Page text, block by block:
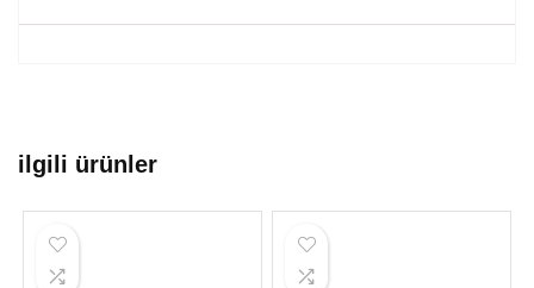
ilgili ürünler